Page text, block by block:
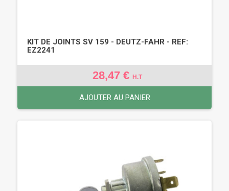
KIT DE JOINTS SV 159 - DEUTZ-FAHR - REF:
EZ2241
28,47 € H.T
AJOUTER AU PANIER